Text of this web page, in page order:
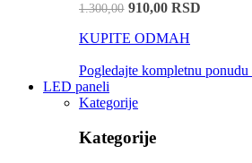
1.300,00910,00 RSD
KUPITE ODMAH
Pogledajte kompletnu
LED paneli
Kategorije
Kategorije